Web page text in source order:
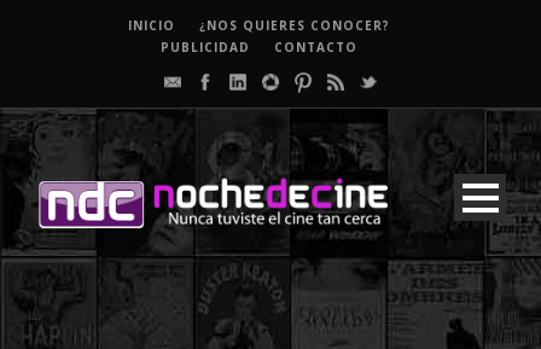
INICIO
¿NOS QUIERES CONOCER?
PUBLICIDAD
CONTACTO